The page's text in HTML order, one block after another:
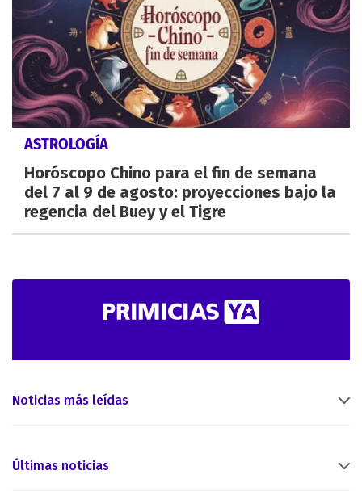
ASTROLOGÍA
Horóscopo Chino para el fin de semana
del 7 al 9 de agosto: proyecciones bajo la
regencia del Buey y el Tigre
Noticias más leídas
Últimas noticias